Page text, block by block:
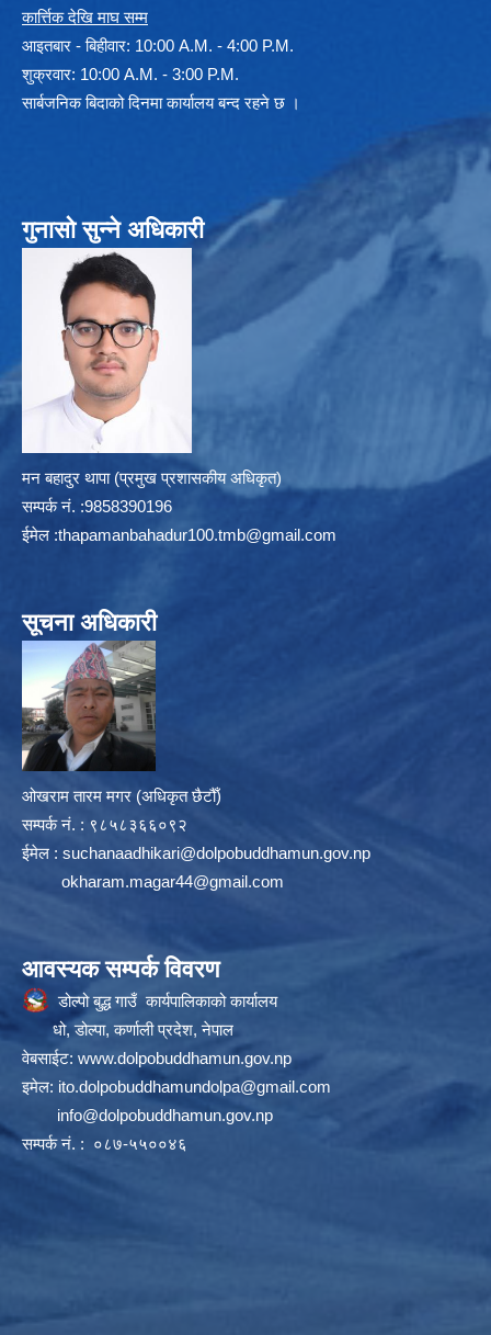
कार्त्तिक देखि माघ सम्म
आइतबार - बिहीवार: 10:00 A.M. - 4:00 P.M.
शुक्रवार: 10:00 A.M. - 3:00 P.M.
सार्बजनिक बिदाको दिनमा कार्यालय बन्द रहने छ ।
गुनासो सुन्ने अधिकारी
मन बहादुर थापा (प्रमुख प्रशासकीय अधिकृत)
सम्पर्क न‌ं. :9858390196
ईमेल :thapamanbahadur100.tmb@gmail.com
सूचना अधिकारी
ओखराम तारम मगर (अधिकृत छैटौँ)
सम्पर्क न‌ं. : ९८५८३६६०९२
ईमेल : suchanaadhikari@dolpobuddhamun.gov.np
okharam.magar44@gmail.com
आवस्यक सम्पर्क विवरण
डोल्पो बुद्ध गाउँ कार्यपालिकाको कार्यालय
धो, डोल्पा, कर्णाली प्रदेश, नेपाल
वेबसाईट: www.dolpobuddhamun.gov.np
इमेल: ito.dolpobuddhamundolpa@gmail.com
info@dolpobuddhamun.gov.np
सम्पर्क नं. : ०८७-५५००४६